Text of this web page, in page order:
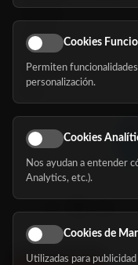
Eventos
Nosotros
Síguenos
Cookies
Permiten
personalización.
Cookies
Nos ayudan a entender
Analytics, etc.).
Cookies de
Utilizadas para